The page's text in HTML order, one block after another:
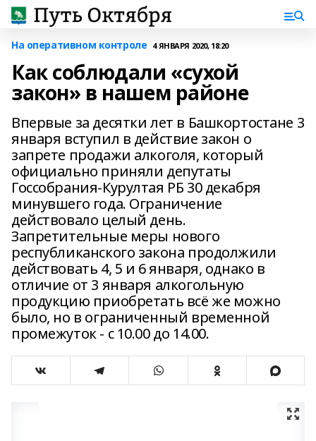
На оперативном контроле 4 ЯНВАРЯ 2020, 18:20
Как соблюдали «сухой
закон» в нашем районе
Впервые за десятки лет в Башкортостане 3
января вступил в действие закон о
запрете продажи алкоголя, который
официально приняли депутаты
Госсобрания-Курултая РБ 30 декабря
минувшего года. Ограничение
действовало целый день.
Запретительные меры нового
республиканского закона продолжили
действовать 4, 5 и 6 января, однако в
отличие от 3 января алкогольную
продукцию приобретать всё же можно
было, но в ограниченный временной
промежуток - с 10.00 до 14.00.